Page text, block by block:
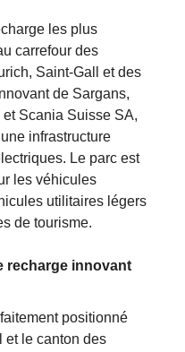
les plus
carrefour des
Saint-Gall et des
de Sargans,
Scania Suisse SA,
infrastructure
Le parc est
les véhicules
utilitaires légers
de tourisme.
recharge innovant
positionné
et le canton des